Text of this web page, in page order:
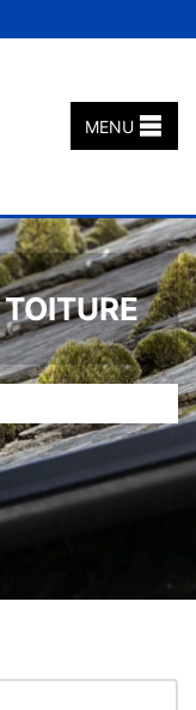
MENU